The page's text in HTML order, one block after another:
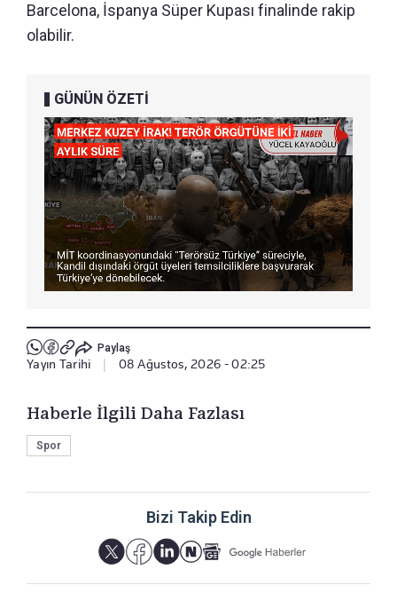
Barcelona, İspanya Süper Kupası finalinde rakip
olabilir.
GÜNÜN ÖZETİ
Paylaş
Yayın Tarihi 08 Ağustos, 2026 - 02:25
Haberle İlgili Daha Fazlası
Spor
Bizi Takip Edin